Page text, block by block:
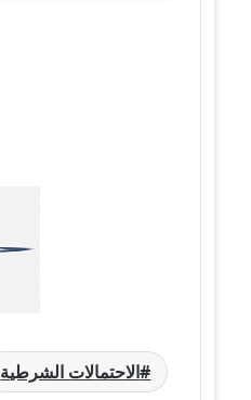
الاحتمالات الشرطية